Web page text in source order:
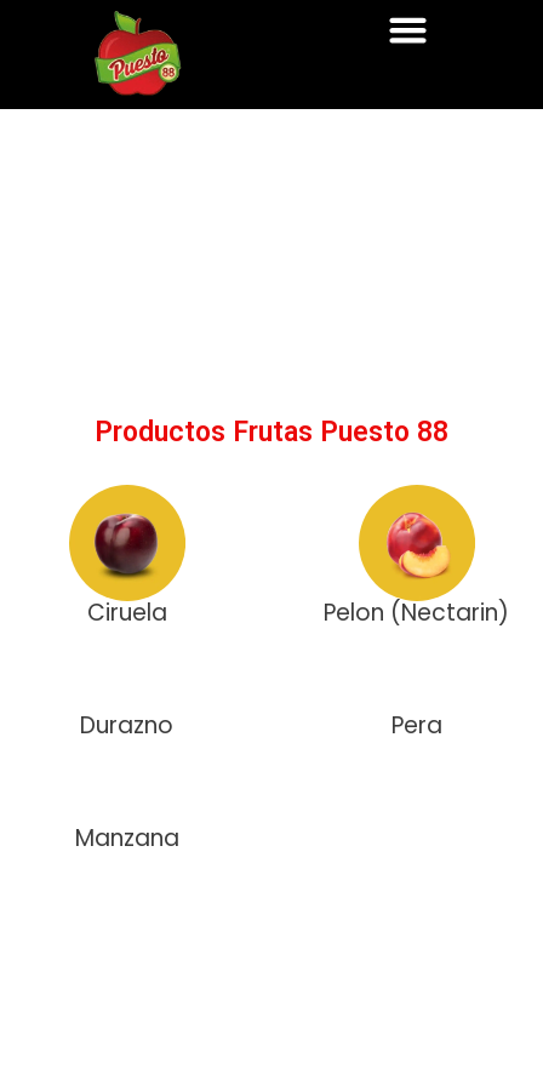
Productos Frutas Puesto 88
Ciruela Pelon (Nectarin)
Durazno Pera
Manzana